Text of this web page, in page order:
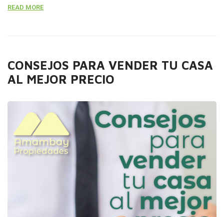
las mejoras de esta. Lo que pagaste por tu casa cuando la
READ MORE
CONSEJOS PARA VENDER TU CASA
AL MEJOR PRECIO